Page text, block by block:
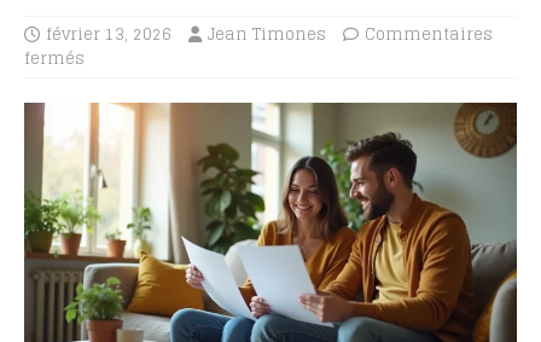
février 13, 2026 Jean Timones
Commentaires
fermés